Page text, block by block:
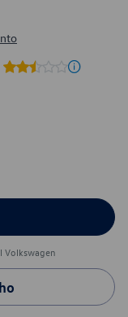
Volkswagen